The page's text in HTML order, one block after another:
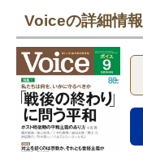
Voiceの詳細情報